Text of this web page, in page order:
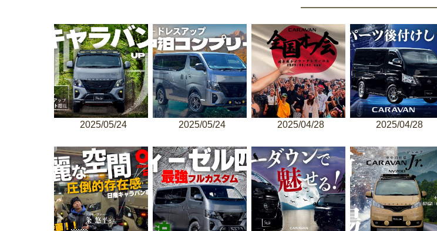
2025/05/24 2025/05/24 2025/04/28 2025/04/28